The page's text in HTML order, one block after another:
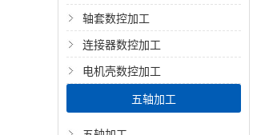
轴套数控加工
连接器数控加工
电机壳数控加工
五轴加工